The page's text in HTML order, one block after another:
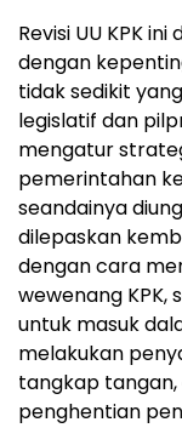
Revisi UU KPK
dengan
tidak sedikit
legislatif dan
mengatur
pemerintahan
seandainya
dilepaskan
dengan cara
wewenang
untuk masuk
melakukan
tangkap tangan,
penghentian